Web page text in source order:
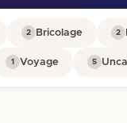
2
Bricolage
2
5
Voyage
1